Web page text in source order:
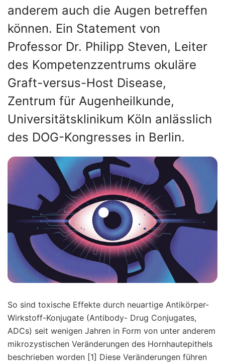
anderem auch die Augen betreffen
können. Ein Statement von
Professor Dr. Philipp Steven, Leiter
des Kompetenzzentrums okuläre
Graft-versus-Host Disease,
Zentrum für Augenheilkunde,
Universitätsklinikum Köln anlässlich
des DOG-Kongresses in Berlin.
So sind toxische Effekte durch neuartige Antikörper-
Wirkstoff-Konjugate (Antibody- Drug Conjugates,
ADCs) seit wenigen Jahren in Form von unter anderem
mikrozystischen Veränderungen des Hornhautepithels
beschrieben worden [1] Diese Veränderungen führen